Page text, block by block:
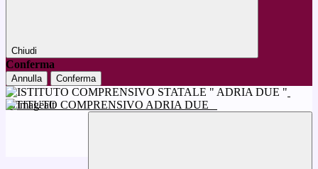
Chiudi
Conferma
Annulla Conferma
ISTITUTO COMPRENSIVO ADRIA DUE